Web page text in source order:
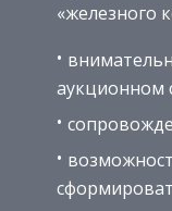
«железного
аукционном